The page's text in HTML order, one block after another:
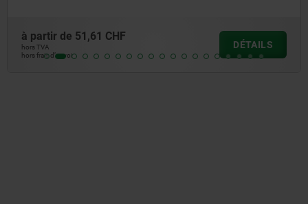
DÉTAILS
54,36 CHF
hors frais d’envoi